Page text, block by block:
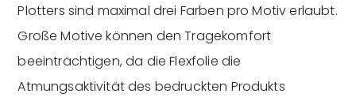
Plotters sind maximal drei Farben pro Motiv erlaubt.
Große Motive können den Tragekomfort
beeinträchtigen, da die Flexfolie die
Atmungsaktivität des bedruckten Produkts